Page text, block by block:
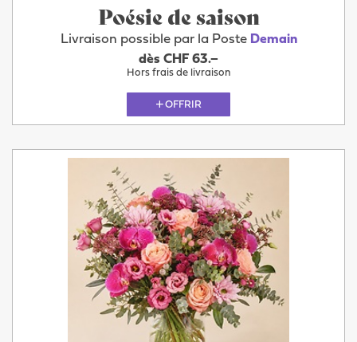
Poésie de saison
Livraison possible par la Poste Demain
dès CHF 63.–
Hors frais de livraison
OFFRIR